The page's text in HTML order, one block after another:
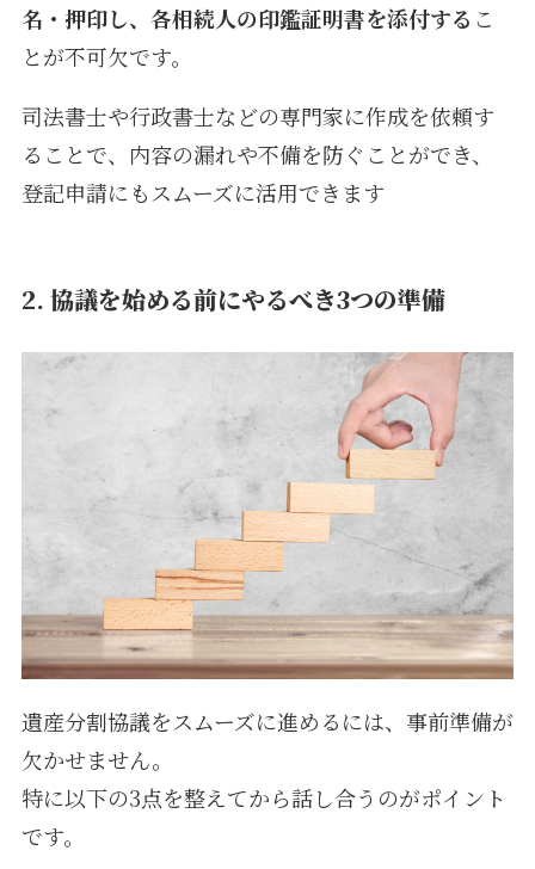
名・押印し、各相続人の印鑑証明書を添付する こ
とが不可欠です。
司法書士や行政書士などの専門家に作成を依頼す
ることで、内容の漏れや不備を防ぐことができ、
登記申請にもスムーズに活用できます
2. 協議を始める前にやるべき3つの準備
遺産分割協議をスムーズに進めるには、事前準備が
欠かせません。
特に以下の3点を整えてから話し合うのがポイント
です。